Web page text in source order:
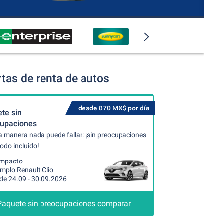
de renta de autos
desde 870 MX$ por día
sin
manera nada puede fallar: ¡sin preocupaciones
incluido!
Renault Clio
24.09 - 30.09.2026
sin preocupaciones comparar